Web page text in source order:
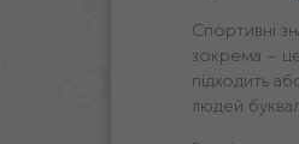
Спортивні
зокрема –
підходить
людей